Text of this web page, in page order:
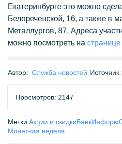
Екатеринбурге это можно
Белореченской, 16, а также в
Металлургов, 87. Адреса
можно посмотреть на странице
Автор: Служба новостей Источник:
Просмотров: 2147
Метки:Акции и скидки
Монетная неделя